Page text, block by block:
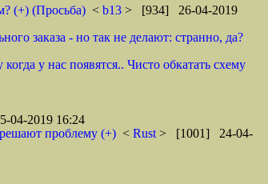
(+) (Просьба) < b13 > [934] 26-04-2019
заказа - но так не делают: странно, да?
у нас появятся.. Чисто обкатать схему
2019 16:24
проблему (+) < Rust > [1001] 24-04-